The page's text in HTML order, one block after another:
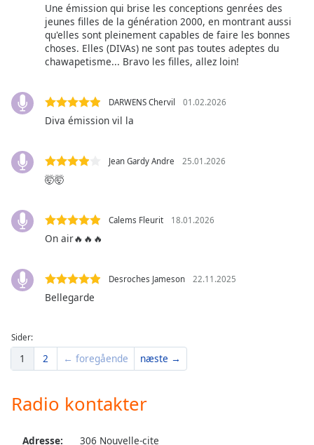
Beginning
window.
Escape
and
close
Text
Opacity
Background
Une émission qui brise les conceptions genrées des
jeunes filles de la génération 2000, en montrant aussi
qu'elles sont pleinement capables de faire les bonnes
choses. Elles (DIVAs) ne sont pas toutes adeptes du
chawapetisme... Bravo les filles, allez loin!
DARWENS Chervil 01.02.2026
Diva émission vil la
Jean Gardy Andre 25.01.2026
🤯🤯
Calems Fleurit 18.01.2026
On air🔥🔥🔥
Desroches Jameson 22.11.2025
Bellegarde
Sider:
1 2 ← foregående næste →
Radio kontakter
Adresse: 306 Nouvelle-cite